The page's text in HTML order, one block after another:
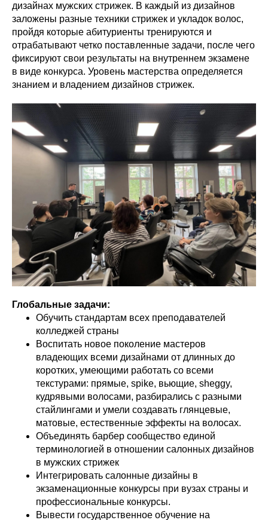
дизайнах мужских стрижек. В каждый из дизайнов
заложены разные техники стрижек и укладок волос,
пройдя которые абитуриенты тренируются и
отрабатывают четко поставленные задачи, после чего
фиксируют свои результаты на внутреннем экзамене
в виде конкурса. Уровень мастерства определяется
знанием и владением дизайнов стрижек.
Глобальные задачи:
Обучить стандартам всех преподавателей
колледжей страны
Воспитать новое поколение мастеров
владеющих всеми дизайнами от длинных до
коротких, умеющими работать со всеми
текстурами: прямые, spike, вьющие, sheggy,
кудрявыми волосами, разбирались с разными
стайлингами и умели создавать глянцевые,
матовые, естественные эффекты на волосах.
Объединять барбер сообщество единой
терминологией в отношении салонных дизайнов
в мужских стрижек
Интегрировать салонные дизайны в
экзаменационные конкурсы при вузах страны и
профессиональные конкурсы.
Вывести государственное обучение на